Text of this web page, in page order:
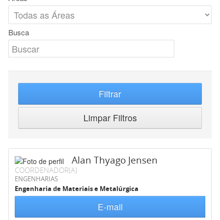
Busca
Filtrar
Limpar Filtros
Alan Thyago Jensen
COORDENADOR(A)
ENGENHARIAS
Engenharia de Materiais e Metalúrgica
E-mail